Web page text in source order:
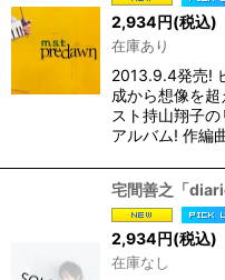
2,934円(税込)
在庫あり
2013.9.4発売!
成から想像を
スト持山翔子
アルバム! 作編
宅間善之「
2,934円(税込)
在庫なし